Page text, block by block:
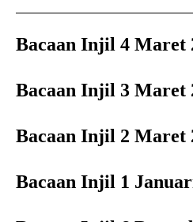
Bacaan Injil 4 Maret
Bacaan Injil 3 Maret
Bacaan Injil 2 Maret
Bacaan Injil 1